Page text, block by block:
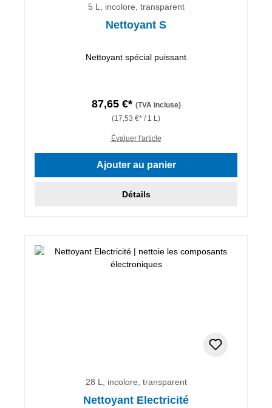
5 L, incolore, transparent
Nettoyant S
Nettoyant spécial puissant
87,65 €* (TVA incluse)
(17,53 €* / 1 L)
Évaluer l'article
Ajouter au panier
Détails
28 L, incolore, transparent
Nettoyant Electricité